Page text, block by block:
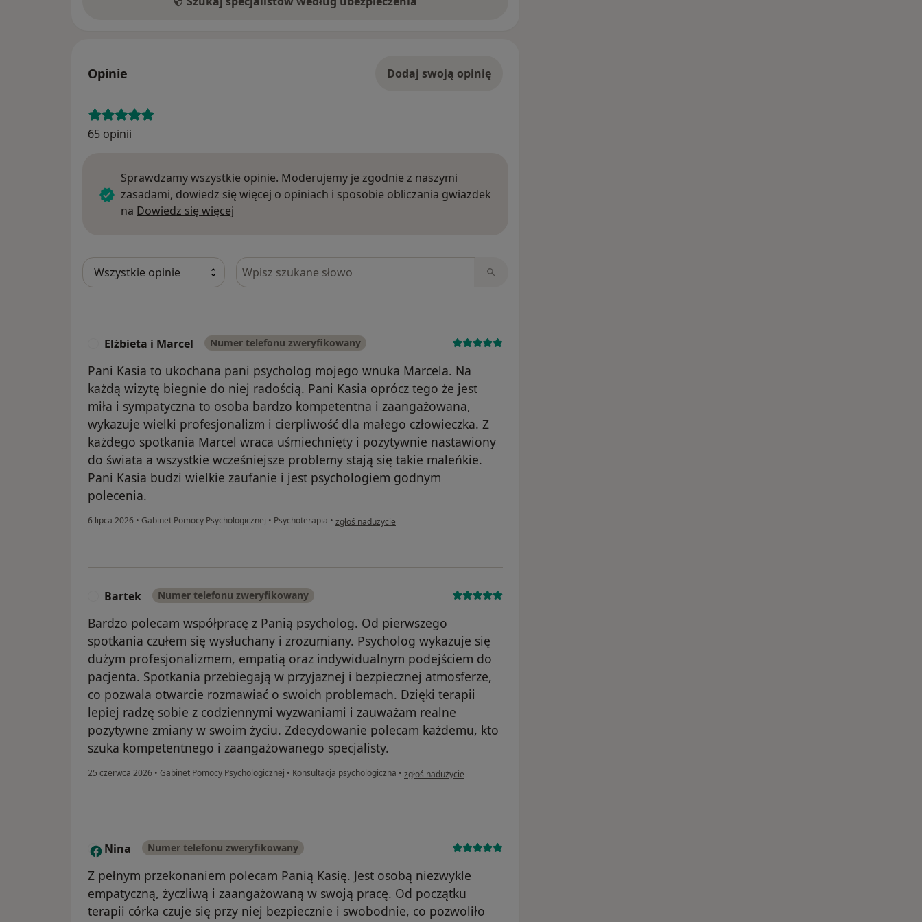
Opinie Dodaj swoją opinię
65 opinii
Sprawdzamy wszystkie opinie. Moderujemy je zgodnie z naszymi
zasadami, dowiedz się więcej o opiniach i sposobie obliczania gwiazdek
na Dowiedz się więcej
Szukaj w opiniach
Elżbieta i Marcel Numer telefonu zweryfikowany
Pani Kasia to ukochana pani psycholog mojego wnuka Marcela. Na
każdą wizytę biegnie do niej radością. Pani Kasia oprócz tego że jest
miła i sympatyczna to osoba bardzo kompetentna i zaangażowana,
wykazuje wielki profesjonalizm i cierpliwość dla małego człowieczka. Z
każdego spotkania Marcel wraca uśmiechnięty i pozytywnie nastawiony
do świata a wszystkie wcześniejsze problemy stają się takie maleńkie.
Pani Kasia budzi wielkie zaufanie i jest psychologiem godnym
polecenia.
6 lipca 2026 • Gabinet Pomocy Psychologicznej • Psychoterapia • w opinii użytkownika Elżbieta i Marcel
zgłoś nadużycie
Bartek Numer telefonu zweryfikowany
Bardzo polecam współpracę z Panią psycholog. Od pierwszego
spotkania czułem się wysłuchany i zrozumiany. Psycholog wykazuje się
dużym profesjonalizmem, empatią oraz indywidualnym podejściem do
pacjenta. Spotkania przebiegają w przyjaznej i bezpiecznej atmosferze,
co pozwala otwarcie rozmawiać o swoich problemach. Dzięki terapii
lepiej radzę sobie z codziennymi wyzwaniami i zauważam realne
pozytywne zmiany w swoim życiu. Zdecydowanie polecam każdemu, kto
szuka kompetentnego i zaangażowanego specjalisty.
25 czerwca 2026 • Gabinet Pomocy Psychologicznej • Konsultacja psychologiczna • w opinii użytkownika Bartek
zgłoś nadużycie
N Nina Numer telefonu zweryfikowany
Z pełnym przekonaniem polecam Panią Kasię. Jest osobą niezwykle
empatyczną, życzliwą i zaangażowaną w swoją pracę. Od początku
terapii córka czuje się przy niej bezpiecznie i swobodnie, co pozwoliło